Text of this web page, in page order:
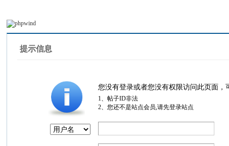
提示信息
您没有登录或者您没有权限访问此页面，
1、帖子ID非法
2、您还不是站点会员,请先登录站点